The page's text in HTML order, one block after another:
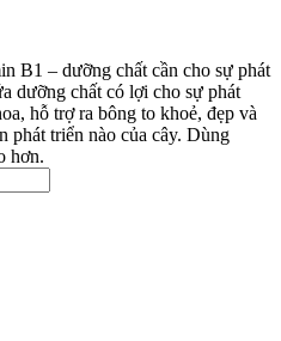
B1 – dưỡng chất cần cho sự phát
dưỡng chất có lợi cho sự phát
hỗ trợ ra bông to khoẻ, đẹp và
phát triển nào của cây. Dùng
hơn.